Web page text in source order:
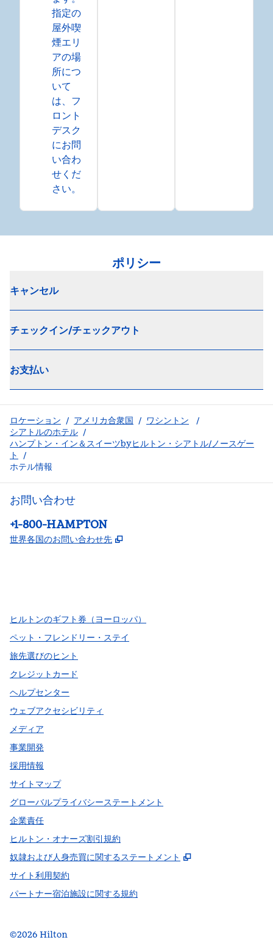
指定の
屋外喫
煙エリ
アの場
所につ
いて
は、フ
ロント
デスク
にお問
い合わ
せくだ
さい。
ポリシー
キャンセル
チェックイン/チェックアウト
お支払い
ロケーション / アメリカ合衆国 / ワシントン
/
シアトルのホテル /
ハンプトン・イン＆スイーツbyヒルトン・シアトル/ノースゲー
ト
/
ホテル情報
お問い合わせ
電話：
+1-800-HAMPTON
世界各国のお問い合わせ先 ,
ヒルトンのギフト券（ヨーロッパ）
ペット・フレンドリー・ステイ
旅先選びのヒント
クレジットカード
ヘルプセンター
ウェブアクセシビリティ
メディア
事業開発
採用情報
サイトマップ
グローバルプライバシーステートメント
企業責任
ヒルトン・オナーズ割引規約
奴隷および人身売買に関するステートメント
,
サイト利用契約
パートナー宿泊施設に関する規約
©2026 Hilton